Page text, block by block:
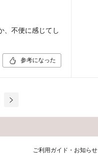
、不便に感じてし
参考になった
ご利用ガイド・お知らせ